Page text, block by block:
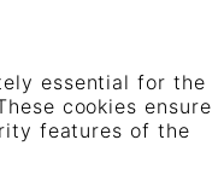
essential for the
cookies ensure
features of the